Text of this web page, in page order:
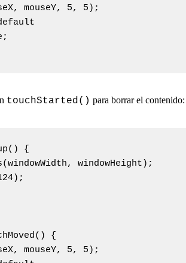
mouseY, 5, 5);
touchStarted() para borrar el contenido:
{
windowHeight);
{
mouseY, 5, 5);